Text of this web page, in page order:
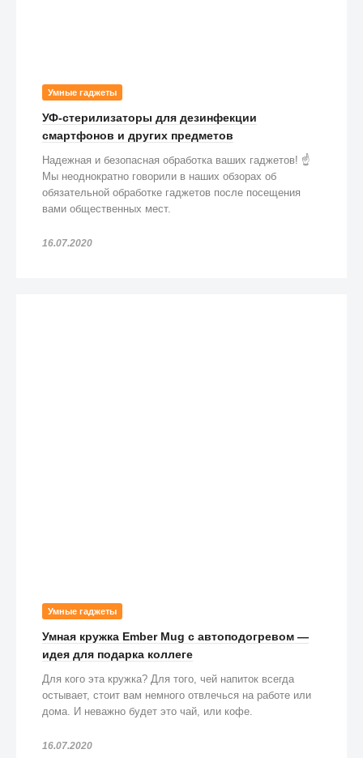
Умные гаджеты
УФ-стерилизаторы для дезинфекции
смартфонов и других предметов
Надежная и безопасная обработка ваших гаджетов! ☝️
Мы неоднократно говорили в наших обзорах об
обязательной обработке гаджетов после посещения
вами общественных мест.
16.07.2020
Умные гаджеты
Умная кружка Ember Mug с автоподогревом —
идея для подарка коллеге
Для кого эта кружка? Для того, чей напиток всегда
остывает, стоит вам немного отвлечься на работе или
дома. И неважно будет это чай, или кофе.
16.07.2020